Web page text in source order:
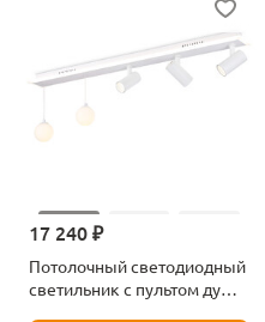
17 240 ₽
Потолочный светодиодный
светильник с пультом ду